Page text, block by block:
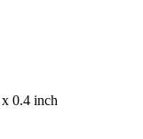
0.4 inch